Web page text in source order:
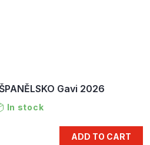
Gavi 2026
In stock
ADD TO CART